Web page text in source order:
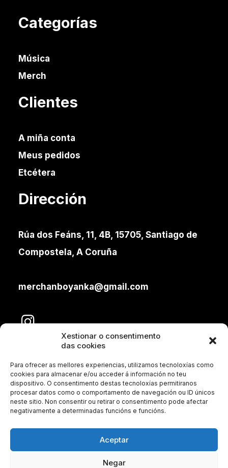
Xestionar o consentimento
das cookies
Para ofrecer as mellores experiencias, utilizamos tecnoloxías como
cookies para almacenar e/ou acceder á información no teu
dispositivo. O consentimento destas tecnoloxías permitiranos
procesar datos como o comportamento de navegación ou ID únicos
neste sitio. Non consentir ou retirar o consentimento pode afectar
negativamente a determinadas funcións e funcións.
Aceptar
Negar
Categorías
Música
Merch
Clientes
A miña conta
Meus pedidos
Etcétera
Dirección
Rúa dos Feáns, 11, 4B, 15705, Santiago de
Compostela, A Coruña
merchanboyanka@gmail.com
Aviso legal